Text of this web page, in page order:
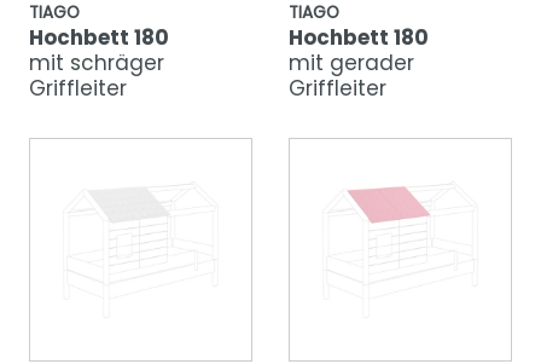
TIAGO
Hochbett 180
mit schräger
Griffleiter
TIAGO
Hochbett 180
mit gerader
Griffleiter